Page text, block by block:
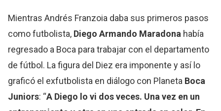
Mientras Andrés Franzoia daba sus primeros pasos
como futbolista, Diego Armando Maradona había
regresado a Boca para trabajar con el departamento
de fútbol. La figura del Diez era imponente y así lo
graficó el exfutbolista en diálogo con Planeta Boca
Juniors: “A Diego lo vi dos veces. Una vez en un